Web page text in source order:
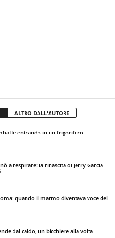
ALTRO DALL'AUTORE
entrando in un frigorifero
a respirare: la rinascita di Jerry Garcia
quando il marmo diventava voce del
dal caldo, un bicchiere alla volta